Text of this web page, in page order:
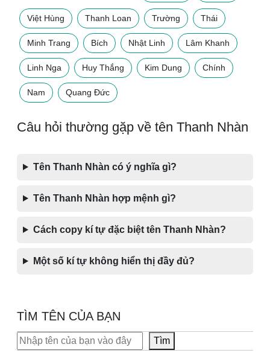
Việt Hùng Thanh Loan Trường Thái
Minh Trang Bích Nhật Linh Lâm Khanh
Linh Nga Huy Thắng Kim Dung Chính
Nam Quang Đức
Câu hỏi thường gặp về tên Thanh Nhàn
Tên Thanh Nhàn có ý nghĩa gì?
Tên Thanh Nhàn hợp mệnh gì?
Cách copy kí tự đặc biệt tên Thanh Nhàn?
Một số kí tự không hiển thị đầy đủ?
TÌM TÊN CỦA BẠN
Tìm kiếm Tìm